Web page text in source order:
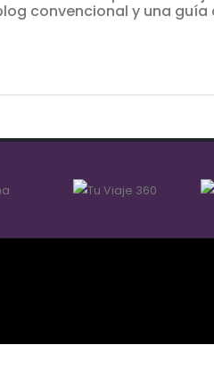
convencional y una guía